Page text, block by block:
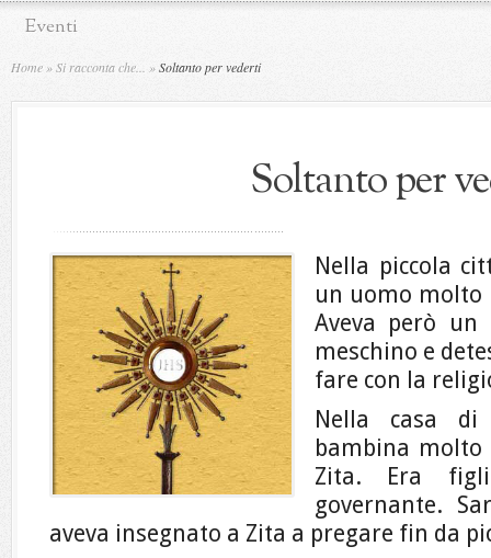
Eventi
Home »Si racconta che... »Soltanto per vederti
Soltanto per
Nella piccola
un uomo molto
Aveva però
meschino e
fare con la
Nella casa di
bambina molto
Zita. Era
governante.
aveva insegnato a Zita a pregare fin da